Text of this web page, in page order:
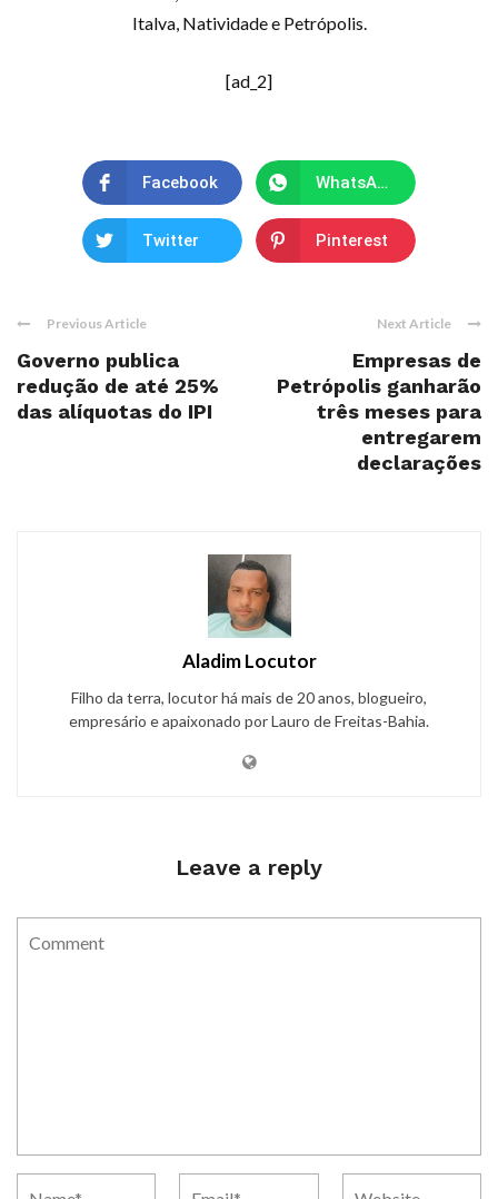
Italva, Natividade e Petrópolis.
[ad_2]
Facebook WhatsApp
Twitter Pinterest
Previous Article
Governo publica
redução de até 25%
das alíquotas do IPI
Next Article
Empresas de
Petrópolis ganharão
três meses para
entregarem
declarações
Aladim Locutor
Filho da terra, locutor há mais de 20 anos, blogueiro,
empresário e apaixonado por Lauro de Freitas-Bahia.
Leave a reply